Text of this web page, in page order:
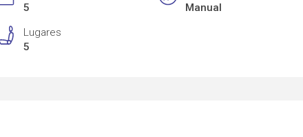
5
Manual
Lugares
5